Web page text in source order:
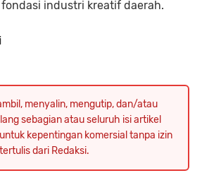
industri kreatif daerah.
menyalin, mengutip, dan/atau
sebagian atau seluruh isi artikel
kepentingan komersial tanpa izin
tertulis dari Redaksi.